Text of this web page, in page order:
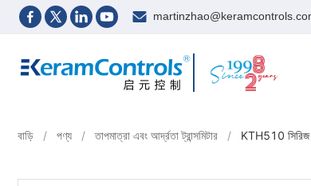
বাড়ি / পণ্য / তাপমাত্রা এবং আর্দ্রতা ট্রান্সমিটার / KTH510 সিরিজ